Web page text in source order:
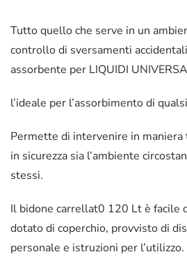
Tutto quello che serve in un
controllo di sversamenti
assorbente per LIQUIDI
l’ideale per l’assorbimento di
Permette di intervenire in
in sicurezza sia l’ambiente
stessi.
Il bidone carrellat0 120 Lt è facile
dotato di coperchio, provvisto di
personale e istruzioni per l’utilizzo.